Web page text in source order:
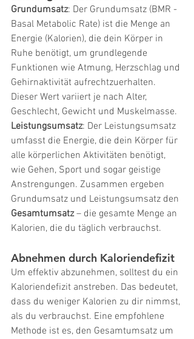
Grundumsatz: Der Grundumsatz (BMR -
Basal Metabolic Rate) ist die Menge an
Energie (Kalorien), die dein Körper in
Ruhe benötigt, um grundlegende
Funktionen wie Atmung, Herzschlag und
Gehirnaktivität aufrechtzuerhalten.
Dieser Wert variiert je nach Alter,
Geschlecht, Gewicht und Muskelmasse.
Leistungsumsatz: Der Leistungsumsatz
umfasst die Energie, die dein Körper für
alle körperlichen Aktivitäten benötigt,
wie Gehen, Sport und sogar geistige
Anstrengungen. Zusammen ergeben
Grundumsatz und Leistungsumsatz den
Gesamtumsatz – die gesamte Menge an
Kalorien, die du täglich verbrauchst.
Abnehmen durch Kaloriendefizit
Um effektiv abzunehmen, solltest du ein
Kaloriendefizit anstreben. Das bedeutet,
dass du weniger Kalorien zu dir nimmst,
als du verbrauchst. Eine empfohlene
Methode ist es, den Gesamtumsatz um